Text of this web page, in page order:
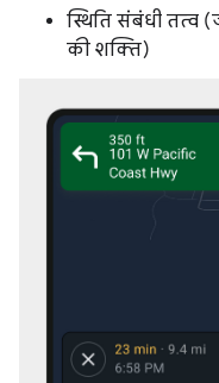
स्थिति संबंधी तत्व
की शक्ति)